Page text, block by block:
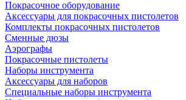
Покрасочное оборудование
Аксессуары для покрасочных пистолетов
Комплекты покрасочных пистолетов
Сменные дюзы
Аэрографы
Покрасочные пистолеты
Наборы инструмента
Аксессуары для наборов
Специальные наборы инструмента